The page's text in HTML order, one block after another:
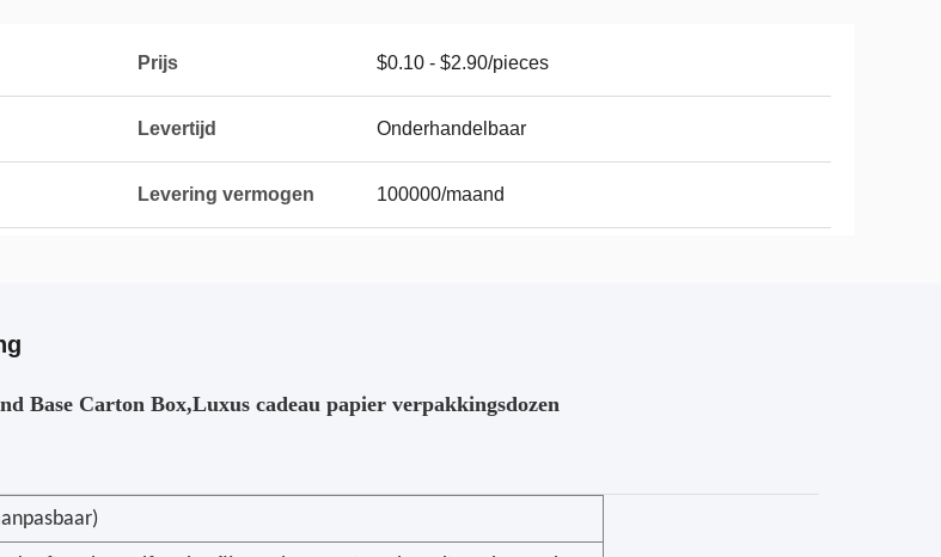
Prijs $0.10 - $2.90/pieces
Levertijd Onderhandelbaar
Levering vermogen 100000/maand
Base Carton Box,Luxus cadeau papier verpakkingsdozen